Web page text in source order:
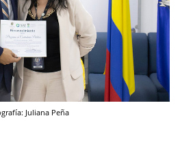
Juliana Peña